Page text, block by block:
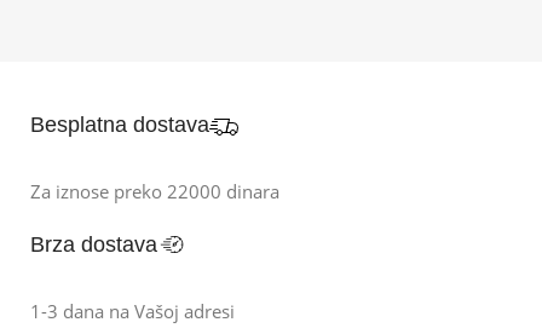
Besplatna dostava
Za iznose preko 22000 dinara
Brza dostava
1-3 dana na Vašoj adresi